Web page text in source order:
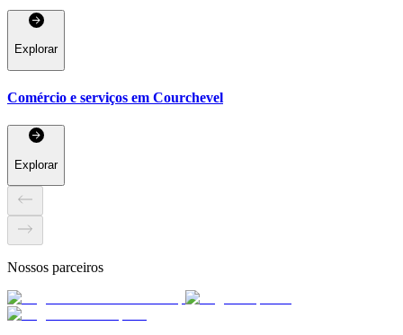
Explorar
Comércio e serviços em Courchevel
Explorar
Nossos parceiros